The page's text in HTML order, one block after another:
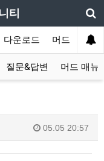
티
다운로드 머드 잡담
질문&답변 머드 매뉴
05.05 20:57